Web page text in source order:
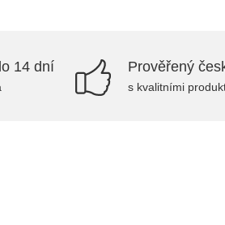
14 dní Prověřený
s kvalitními